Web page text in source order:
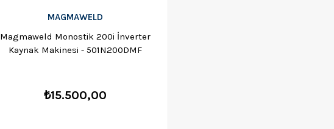
MAGMAWELD
Magmaweld Monostik 200i İnverter
Kaynak Makinesi - 501N200DMF
₺15.500,00